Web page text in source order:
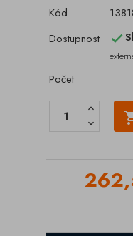
Kód
Dostupnost

Počet